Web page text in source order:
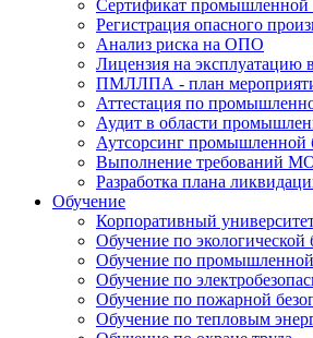
Сертификат промышленной
Регистрация опасного
Анализ риска на ОПО
Лицензия на эксплуатацию
ПМЛЛПА - план
Аттестация по
Аудит в области
Аутсорсинг промышленной
Выполнение требований
Разработка плана
Обучение
Корпоративный
Обучение по экологической
Обучение по промышленной
Обучение по
Обучение по пожарной
Обучение по тепловым